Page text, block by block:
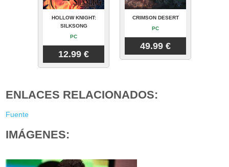
HOLLOW KNIGHT:
SILKSONG
PC
12.99 €
CRIMSON DESERT
PC
49.99 €
ENLACES RELACIONADOS:
Fuente
IMÁGENES: